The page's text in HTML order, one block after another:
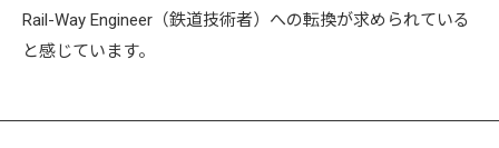
Rail-Way Engineer（鉄道技術者）への転換が求められている
と感じています。